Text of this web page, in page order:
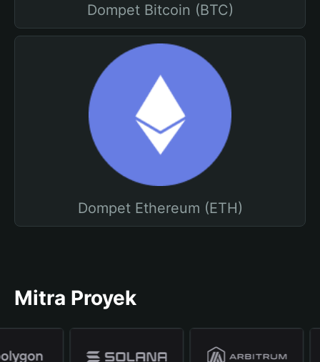
Dompet Bitcoin (BTC)
Dompet Ethereum (ETH)
Mitra Proyek